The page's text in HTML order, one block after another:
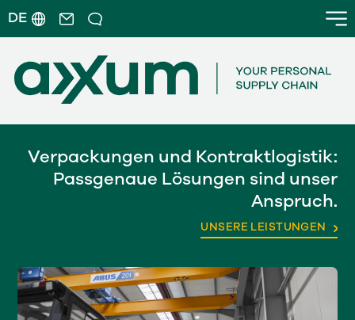
DE
Verpackungen und Kontraktlogistik:
Passgenaue Lösungen sind unser
Anspruch.
UNSERE LEISTUNGEN